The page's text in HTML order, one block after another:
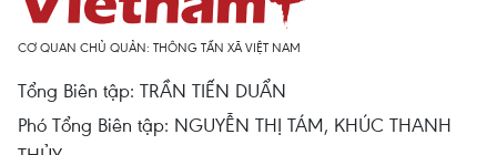
CƠ QUAN CHỦ QUẢN: THÔNG TẤN XÃ VIỆT NAM
Tổng Biên tập: TRẦN TIẾN DUẨN
Phó Tổng Biên tập: NGUYỄN THỊ TÁM, KHÚC THANH